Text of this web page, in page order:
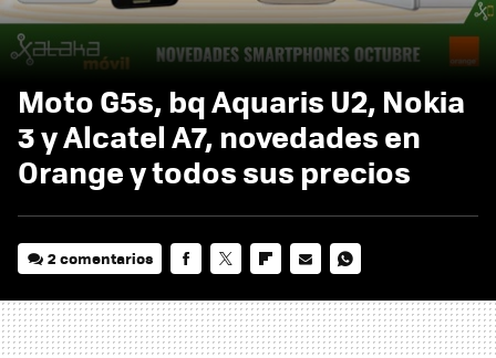
Moto G5s, bq Aquaris U2, Nokia
3 y Alcatel A7, novedades en
Orange y todos sus precios
2 comentarios
MAIL